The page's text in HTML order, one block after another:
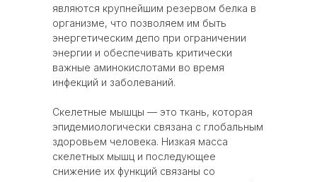
являются крупнейшим резервом белка в
организме, что позволяем им быть
энергетическим депо при ограничении
энергии и обеспечивать критически
важные аминокислотами во время
инфекций и заболеваний.
Скелетные мышцы — это ткань, которая
эпидемиологически связана с глобальным
здоровьем человека. Низкая масса
скелетных мышц и последующее
снижение их функций связаны со